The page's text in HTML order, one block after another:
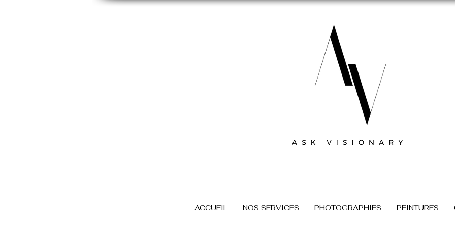
ACCUEIL NOS SERVICES PHOTOGRAPHIES PEINTURES